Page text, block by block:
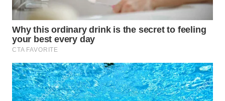
WAHANA
ADVOKAT
INFRASTRUKTUR
WAHANA